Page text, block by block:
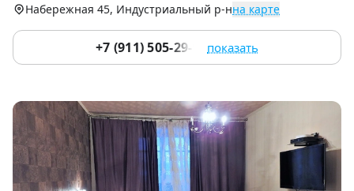
Набережная 45, Индустриальный р-нна карте
+7 (911) 505-29-95 показать